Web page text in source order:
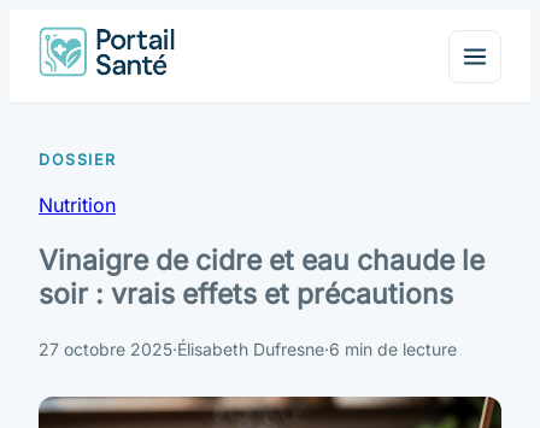
Nutrition
Vinaigre de cidre et eau chaude le
soir : vrais effets et précautions
27 octobre 2025·Élisabeth Dufresne·6 min de lecture